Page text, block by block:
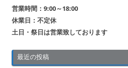
営業時間：9:00～18:00
休業日：不定休
土日・祭日は営業致しております
最近の投稿